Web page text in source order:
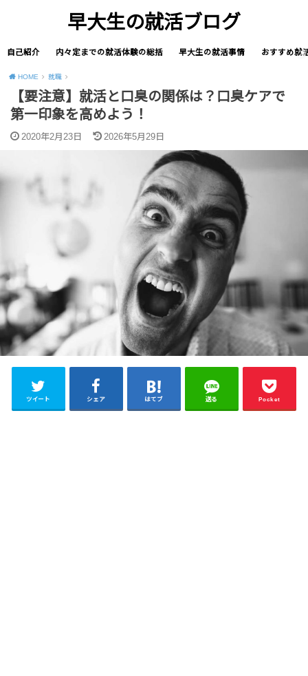
早大生の就活ブログ
自己紹介 内々定までの就活体験の総括 早大生の就活事情 おすすめ就
HOME 就職
【要注意】就活と口臭の関係は？口臭ケアで
第一印象を高めよう！
2020年2月23日 2026年5月29日
ツイート シェア はてブ 送る Pocket